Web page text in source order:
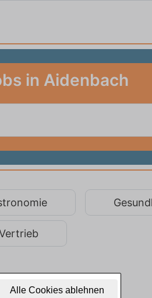
Alle Cookies ablehnen
in Aidenbach